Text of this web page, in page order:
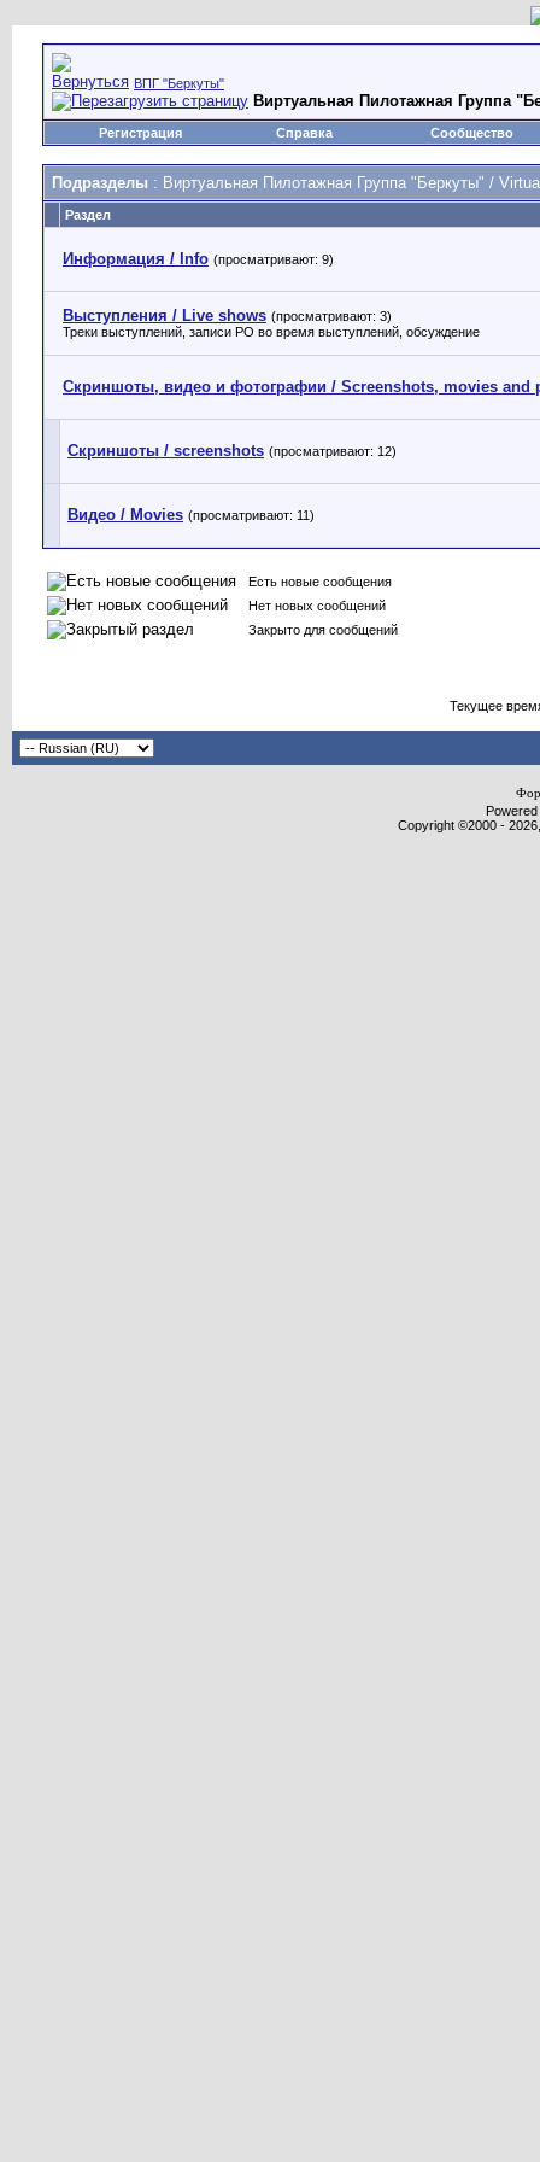
ВПГ "Беркуты"
Виртуальная Пилотажная Группа
Регистрация Справка Сообщество
Подразделы : Виртуальная Пилотажная Группа "Беркуты" /
Раздел
Информация / Info (просматривают: 9)
Выступления / Live shows (просматривают: 3)
Треки выступлений, записи РО во время выступлений, обсуждение
Скриншоты, видео и фотографии / Screenshots, movies and
Скриншоты / screenshots (просматривают: 12)
Видео / Movies (просматривают: 11)
Есть новые сообщения
Нет новых сообщений
Закрыто для сообщений
Текущее
Copyright ©2000 -